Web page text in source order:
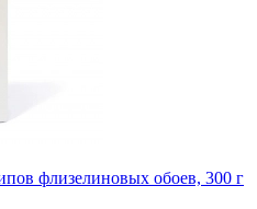
флизелиновых обоев, 300 г